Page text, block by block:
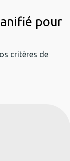
pour
critères de